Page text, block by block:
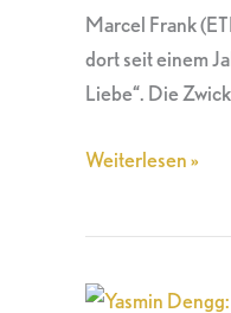
Marcel Frank
dort seit einem
Liebe“. Die
„Kabale
und
Liebe“
Theater
Weiterlesen »
Yasmin